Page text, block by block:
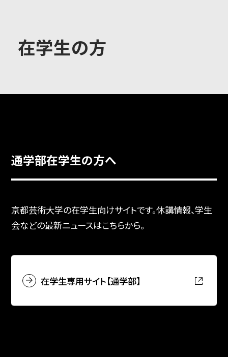
教育・社会連携
学生生活・就職
入試情報
在学生の方
通学部在学生の方へ
京都芸術大学の在学生向けサイトです。休講情報、学生
会などの最新ニュースはこちらから。
在学生専用サイト【通学部】